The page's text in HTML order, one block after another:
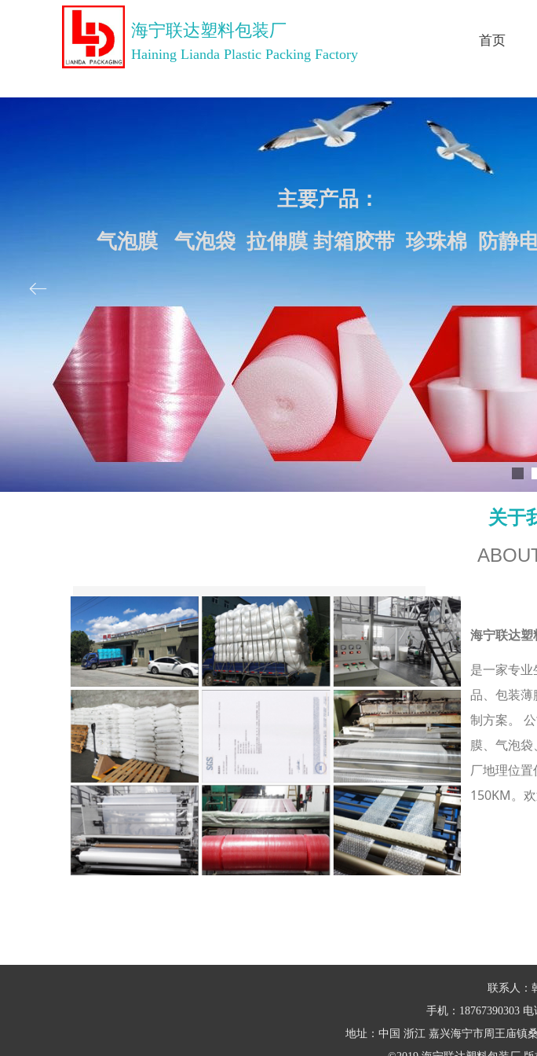
首页
海宁联达塑料包装厂
Haining Lianda Plastic Packing Factory
主要产品：
气泡膜 气泡袋 拉伸膜 封箱胶带 珍珠棉 防静
ꂃ
关于
海宁联达塑
是一家专
品、包装薄
制方案。
膜、气泡
厂地理位
150KM。
联系人：
手机：18767390303
地址：中国 浙江 嘉兴海宁市周王庙镇